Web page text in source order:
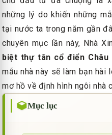
những lý do khiến những
tại nước ta trong năm gần
chuyên mục lần này, Nhà
biệt thự tân cổ điển Châu
mẫu nhà này sẽ làm bạn
mơ hồ về định hình ngôi nhà
Mục lục